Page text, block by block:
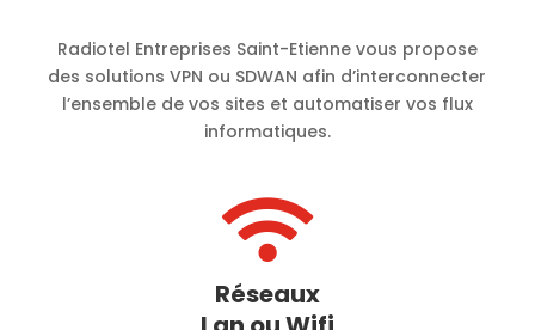
Radiotel Entreprises Saint-Etienne vous propose
des solutions VPN ou SDWAN afin d’interconnecter
l’ensemble de vos sites et automatiser vos flux
informatiques.

Réseaux